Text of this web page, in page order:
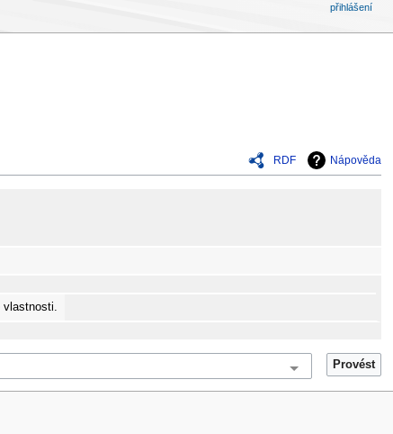
RDF
Nápověda
vlastnosti.
přihlášení